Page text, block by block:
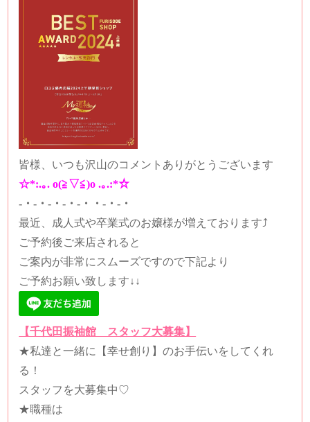
皆様、いつも沢山のコメントありがとうございます
☆*:.｡. o(≧▽≦)o .｡.:*☆
-・-・-・-・-・・-・-・
最近、成人式や卒業式のお嬢様が増えております⤴
ご予約後ご来店されると
ご案内が非常にスムーズですので下記より
ご予約お願い致します↓↓
【千代田振袖館 スタッフ大募集】
★私達と一緒に【幸せ創り】のお手伝いをしてくれ
る！
スタッフを大募集中♡️
★職種は